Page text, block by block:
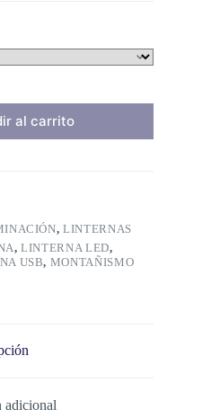
al carrito
,LINTERNAS
,LINTERNA LED,
USB, MONTAÑISMO
adicional